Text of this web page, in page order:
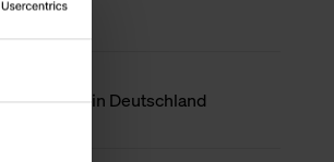
Hergestellt in Deutschland